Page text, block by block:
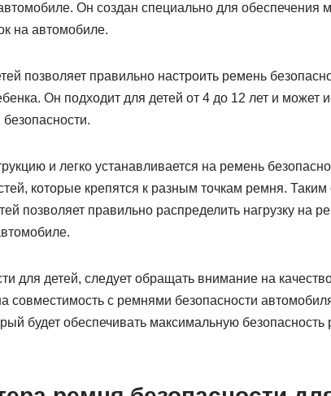
Он создан специально для обеспечения
на автомобиле.
позволяет правильно настроить ремень
Он подходит для детей от 4 до 12 лет и может
и легко устанавливается на ремень
которые крепятся к разным точкам ремня. Таким
позволяет правильно распределить нагрузку на
для детей, следует обращать внимание на
совместимость с ремнями безопасности
будет обеспечивать максимальную безопасность